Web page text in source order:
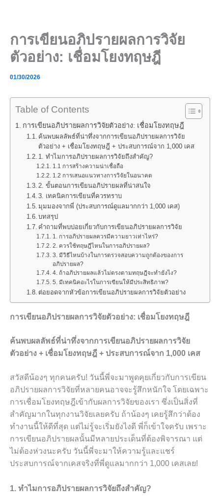
การเขียนอภิปรายผลการวิจัย
ตัวอย่าง: เชื่อมโยงทฤษฎี
01/30/2026
Table of Contents
การเขียนอภิปรายผลการวิจัยตัวอย่าง: เชื่อมโยงทฤษฎี
ค้นพบผลลัพธ์ที่น่าทึ่งจากการเขียนอภิปรายผลการวิจัย
ตัวอย่าง + เชื่อมโยงทฤษฎี + ประสบการณ์จาก 1,000 เคส
1. ทำไมการอภิปรายผลการวิจัยถึงสำคัญ?
1.1 การสร้างความน่าเชื่อถือ
1.2 การเสนอแนวทางการวิจัยในอนาคต
2. ขั้นตอนการเขียนอภิปรายผลที่น่าสนใจ
3. เทคนิคการเขียนที่ควรทราบ
มุมมองจากพี่ (ประสบการณ์ดูแลมากกว่า 1,000 เคส)
บทสรุป
คำถามที่พบบ่อยเกี่ยวกับการเขียนอภิปรายผลการวิจัย
1. การอภิปรายผลควรมีความยาวเท่าไหร่?
2. ควรใช้ทฤษฎีไหนในการอภิปรายผล?
3. มีวิธีไหนบ้างในการตรวจสอบความถูกต้องของการ
อภิปรายผล?
4. ถ้าอภิปรายผลแล้วไม่ตรงตามทฤษฎีจะทำยังไง?
5. มีเทคนิคอะไรในการเขียนให้มีประสิทธิภาพ?
ต่อยอดจากหัวข้อการเขียนอภิปรายผลการวิจัยตัวอย่าง
การเขียนอภิปรายผลการวิจัยตัวอย่าง: เชื่อมโยงทฤษฎี
ค้นพบผลลัพธ์ที่น่าทึ่งจากการเขียนอภิปรายผลการวิจัย
ตัวอย่าง + เชื่อมโยงทฤษฎี + ประสบการณ์จาก 1,000 เคส
สวัสดีน้องๆ ทุกคนครับ! วันนี้พี่จะมาพูดคุยเกี่ยวกับการเขียน
อภิปรายผลการวิจัยที่หลายคนอาจจะรู้สึกหนักใจ โดยเฉพาะ
การเชื่อมโยงทฤษฎีเข้ากับผลการวิจัยของเรา ซึ่งเป็นสิ่งที่
สำคัญมากในทุกงานวิจัยเลยครับ ถ้าน้องๆ เคยรู้สึกว่าต้อง
ทำงานนี้ให้ดีที่สุด แต่ไม่รู้จะเริ่มยังไงดี พี่ก็เข้าใจครับ เพราะ
การเขียนอภิปรายผลนั้นมีหลายประเด็นที่ต้องพิจารณา แต่
ไม่ต้องห่วงนะครับ วันนี้พี่จะมาให้ความรู้และแชร์
ประสบการณ์จากเคสจริงที่พี่ดูแลมากกว่า 1,000 เคสเลย!
1. ทำไมการอภิปรายผลการวิจัยถึงสำคัญ?